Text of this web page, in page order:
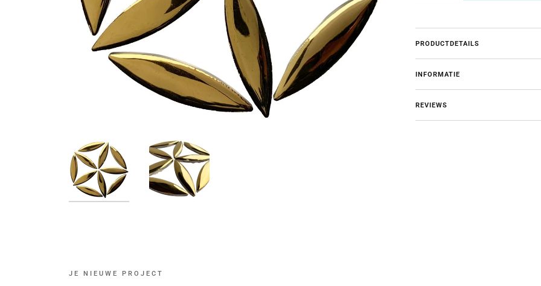
PRODUCTDETAILS
INFORMATIE
REVIEWS
JE NIEUWE PROJECT